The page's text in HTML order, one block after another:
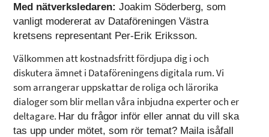
Med nätverksledaren:Joakim Söderberg, som
vanligt modererat av Dataföreningen Västra
kretsens representant Per-Erik Eriksson.
Välkommen att kostnadsfritt fördjupa dig i och
diskutera ämnet i Dataföreningens digitala rum. Vi
som arrangerar uppskattar de roliga och lärorika
dialoger som blir mellan våra inbjudna experter och er
deltagare. Har du frågor inför eller annat du vill ska
tas upp under mötet, som rör temat? Maila isåfall